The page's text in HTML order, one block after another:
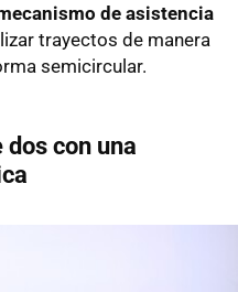
de asistencia
trayectos de manera
semicircular.
con una